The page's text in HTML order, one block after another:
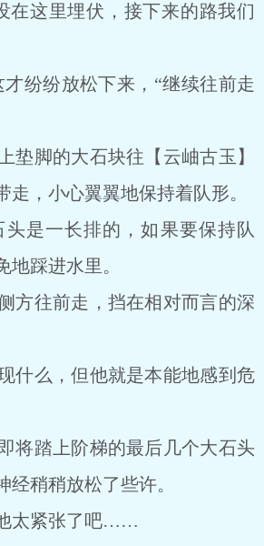
这里埋伏，接下来的路我们
纷放松下来，“继续往前走
脚的大石块往【云岫古玉】
走，小心翼翼地保持着队形。
一长排的，如果要保持队
地踩进水里。
往前走，挡在相对而言的深
么，但他就是本能地感到危
踏上阶梯的最后几个大石头
经稍稍放松了些许。
紧张了吧……